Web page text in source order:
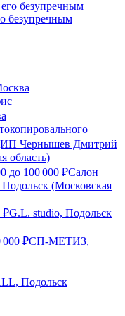
безупречным
Чернышев Дмитрий
область)
до 100 000 ₽Салон
(Московская
₽G.L. studio, Подольск
000 ₽СП-МЕТИЗ,
Подольск